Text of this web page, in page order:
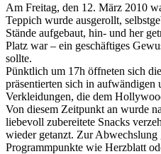
Am Freitag, den 12. März 2010
Teppich wurde ausgerollt,
Stände aufgebaut, hin- und her
Platz war – ein geschäftiges
sollte.
Pünktlich um 17h öffneten sich
präsentierten sich in aufwändigen
Verkleidungen, die dem
Von diesem Zeitpunkt an wurde
liebevoll zubereitete Snacks
wieder getanzt. Zur Abwechslung
Programmpunkte wie Herzblatt